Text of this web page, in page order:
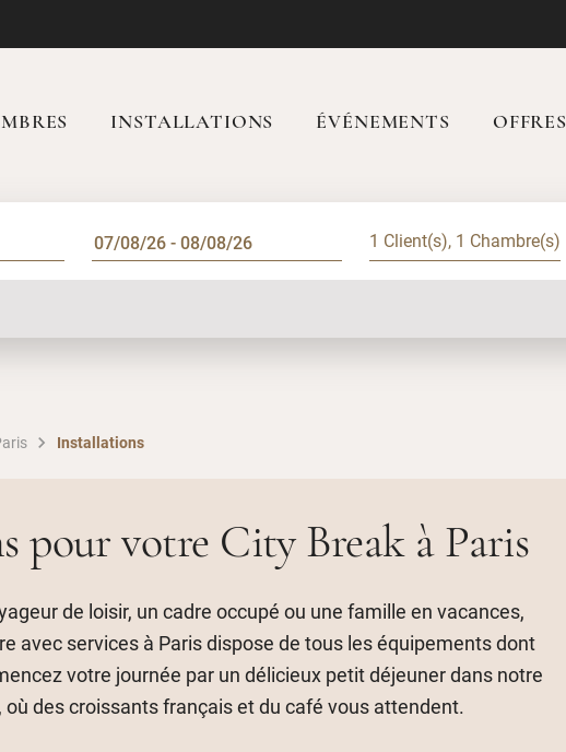
INSTALLATIONS ÉVÉNEMENTS OFFRES
1 Client(s), 1 Chambre(s)
Installations
pour votre City Break à Paris
de loisir, un cadre occupé ou une famille en vacances,
avec services à Paris dispose de tous les équipements dont
votre journée par un délicieux petit déjeuner dans notre
des croissants français et du café vous attendent.